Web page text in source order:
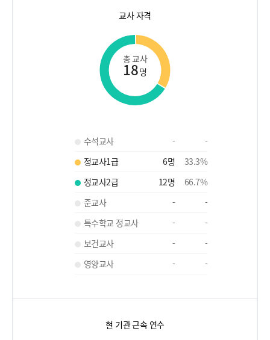
교사 자격
총 교사
18명
수석교사 -
-
정교사1급
6명 33.3%
정교사2급
12명 66.7%
준교사
-
-
특수학교 정교사
-
-
보건교사
-
-
영양교사
- -
현 기관 근속 연수